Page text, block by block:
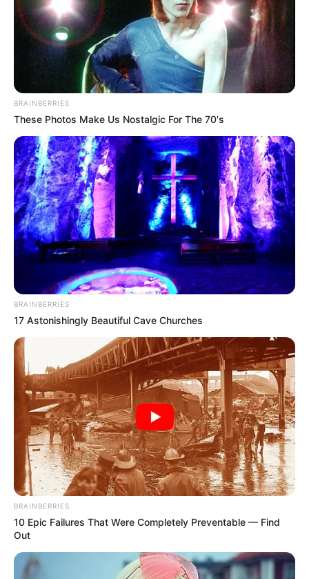
BRAINBERRIES
These Photos Make Us Nostalgic For The 70's
BRAINBERRIES
17 Astonishingly Beautiful Cave Churches
BRAINBERRIES
10 Epic Failures That Were Completely Preventable — Find
Out